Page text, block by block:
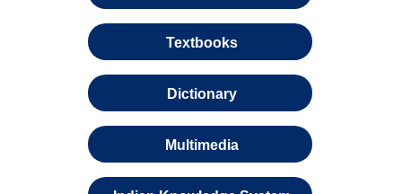
Textbooks
Dictionary
Multimedia